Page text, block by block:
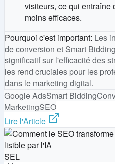
visiteurs, ce qui entraîne
moins efficaces.
Pourquoi c'est important: Les
de conversion et Smart
significatif sur l'efficacité des
les rend cruciales pour les
dans le marketing digital.
Google AdsSmart Bidding
MarketingSEO
Lire l'Article
SEL